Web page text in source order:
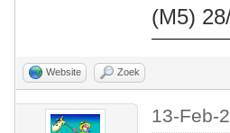
(M5)
Website Zoek
13-Feb-